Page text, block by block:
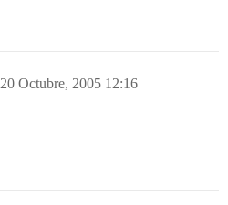
20 Octubre, 2005 12:16